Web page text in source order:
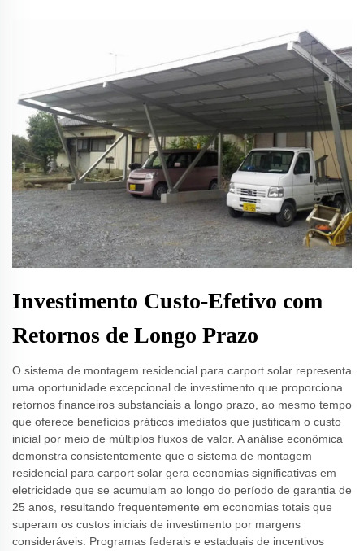
Investimento Custo-Efetivo com
Retornos de Longo Prazo
O sistema de montagem residencial para carport solar representa
uma oportunidade excepcional de investimento que proporciona
retornos financeiros substanciais a longo prazo, ao mesmo tempo
que oferece benefícios práticos imediatos que justificam o custo
inicial por meio de múltiplos fluxos de valor. A análise econômica
demonstra consistentemente que o sistema de montagem
residencial para carport solar gera economias significativas em
eletricidade que se acumulam ao longo do período de garantia de
25 anos, resultando frequentemente em economias totais que
superam os custos iniciais de investimento por margens
consideráveis. Programas federais e estaduais de incentivos